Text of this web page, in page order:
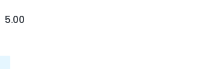
5.00